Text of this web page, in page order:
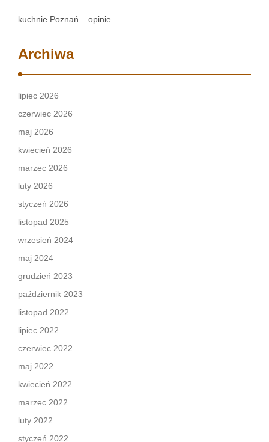
kuchnie Poznań – opinie
Archiwa
lipiec 2026
czerwiec 2026
maj 2026
kwiecień 2026
marzec 2026
luty 2026
styczeń 2026
listopad 2025
wrzesień 2024
maj 2024
grudzień 2023
październik 2023
listopad 2022
lipiec 2022
czerwiec 2022
maj 2022
kwiecień 2022
marzec 2022
luty 2022
styczeń 2022